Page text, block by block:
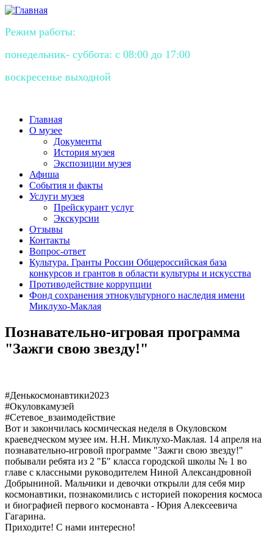
Режим работы:
понедельник- суббота: с 08:00 до 17:00
воскресенье выходной
Главная
О музее
Документы
История музея
Экспозиции музея
Афиша
События и факты
Услуги музея
Прейскурант услуг
Экскурсии
Отзывы
Контакты
Вопрос-ответ
Культура. Гранты России Общероссийская база
конкурсов и грантов в области культуры и искусства
Противодействие коррупции
Фонд сохранения этнокультурного наследия имени
Миклухо-Маклая
Познавательно-игровая программа
"Зажги свою звезду!"
#Денькосмонавтики2023
#Окуловкамузей
#Сетевое_взаимодействие
Вот и закончилась космическая неделя в Окуловском
краеведческом музее им. Н.Н. Миклухо-Маклая. 14 апреля на
познавательно-игровой программе "Зажги свою звезду!"
побывали ребята из 2 "Б" класса городской школы № 1 во
главе с классными руководителем Ниной Александровной
Добрыниной. Мальчики и девочки открыли для себя мир
космонавтики, познакомились с историей покорения космоса
и биографией первого космонавта - Юрия Алексеевича
Гагарина.
Приходите! С нами интересно!